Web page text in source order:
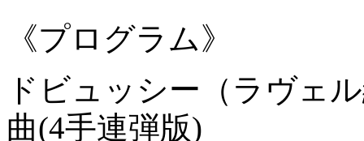
《プログラム》
ドビュッシー（ラヴェ
曲(4手連弾版)